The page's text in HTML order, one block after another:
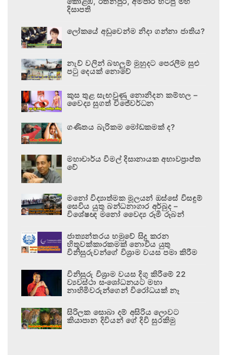
දිසාපති
ලෝකයේ අඩුවෙන්ම නිදා ගන්නා ජාතිය?
නැව් වලින් බහලුම් මුහුදට පෙරලීම සුළු
පටු දෙයක් නොවේ
කුස තුළ සැඟවුණු නොනිදන කම්හල –
වෛද්‍ය සුගත් විජේවර්ධන
ගණිතය බැරිකම මෝඩකමක් ද?
මහාචාර්ය විමල් දිසානායක අභාවප්‍රාප්ත
වේ
මනෝ විද්‍යාත්මක මූලයන් ඔස්සේ විසඳුම්
සෙවිය යුතු බන්ධනාගාර අර්බුද –
විශේෂඥ මනෝ වෛද්‍ය රූමි රූබන්
ජාත්‍යන්තරය හමුවේ සිදු කරන
හිතුවක්කාරකමක් නොවිය යුතු
විනිසුරුවන්ගේ විශ්‍රාම වයස පමා කිරීම
විනිසුරු විශ්‍රාම වයස දිගු කිරීමේ 22
ව්‍යවස්ථා සංශෝධනයට මහා
නාහිමිවරුන්ගෙන් විරෝධයක් නෑ
සිරිලක සොබා දම් අසිරිය ලොවට
කියාපාන දිවියන් ගේ දිවි සුරකිමු